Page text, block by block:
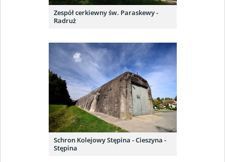
Zespół cerkiewny św. Paraskewy -
Radruż
Schron Kolejowy Stępina - Cieszyna -
Stępina